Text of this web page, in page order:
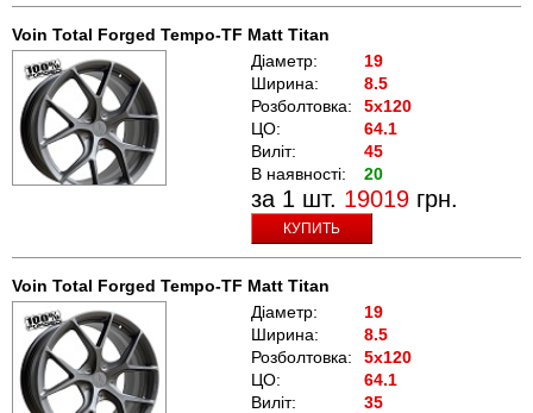
Voin Total Forged Tempo-TF Matt Titan
Діаметр:
19
Ширина:
8.5
Розболтовка:
5x120
ЦО:
64.1
Виліт:
45
В наявності:
20
за 1 шт. 19019 грн.
КУПИТЬ
Voin Total Forged Tempo-TF Matt Titan
Діаметр:
19
Ширина:
8.5
Розболтовка:
5x120
ЦО:
64.1
Виліт:
35